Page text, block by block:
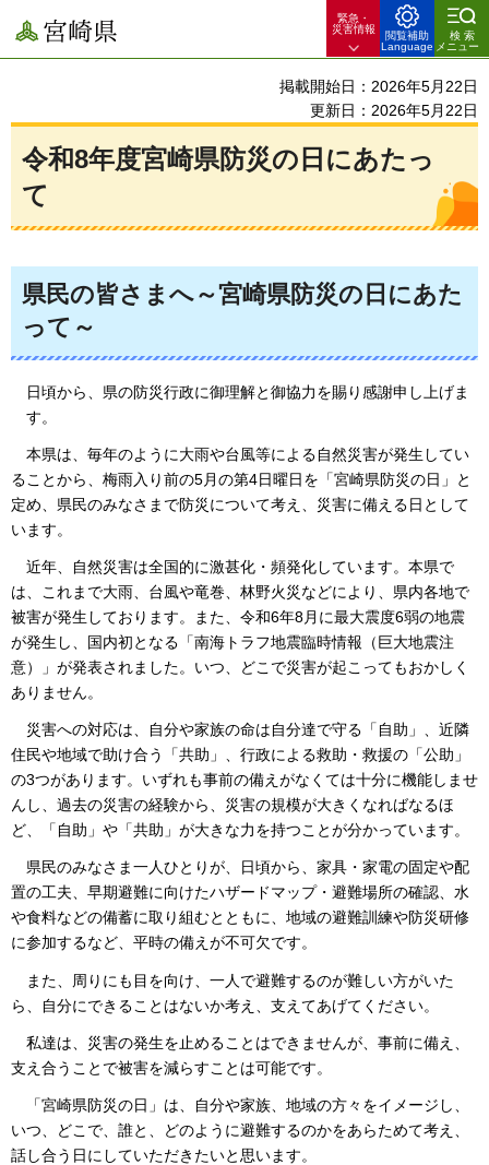
宮崎県
緊急・
災害情報
閲覧補助
Language
検索
メニュー
掲載開始日：2026年5月22日
更新日：2026年5月22日
令和8年度宮崎県防災の日にあたっ
て
県民の皆さまへ～宮崎県防災の日にあた
って～
日頃から、県の防災行政に御理解と御協力を賜り感謝申し上げま
す。
本県は、毎年のように大雨や台風等による自然災害が発生してい
ることから、梅雨入り前の5月の第4日曜日を「宮崎県防災の日」と
定め、県民のみなさまで防災について考え、災害に備える日として
います。
近年 、自然災害は全国的に激甚化・頻発化しています。本県で
は、これまで大雨、台風や竜巻、林野火災などにより、県内各地で
被害が発生しております。また、令和6年8月に最大震度6弱の地震
が発生し、国内初となる「南海トラフ地震臨時情報（巨大地震注
意）」が発表されました。いつ、どこで災害が起こってもおかしく
ありません。
災害への対応は、自分や家族の命は自分達で守る「自助」、近隣
住民や地域で助け合う「共助」、行政による救助・救援の「公助」
の3つがあります。いずれも事前の備えがなくては十分に機能しませ
んし、過去の災害の経験から、災害の規模が大きくなればなるほ
ど、「自助」や「共助」が大きな力を持つことが分かっています。
県民のみなさま一人ひとりが、日頃から、家具・家電の固定や配
置の工夫、早期避難に向けたハザードマップ・避難場所の確認、水
や食料などの備蓄に取り組むとともに、地域の避難訓練や防災研修
に参加するなど、平時の備えが不可欠です。
ま た、周りにも目を向け、一人で避難するのが難しい方がいた
ら、自分にできることはないか考え、支えてあげてください。
私達は、災害の発生を止めることはできませんが、事前に備え、
支え合うことで被害を減らすことは可能です。
「宮崎県防災の日」は、自分や家族、地域の方々をイメージし、
いつ、どこで、誰と、どのように避難するのかをあらためて考え、
話し合う日にしていただきたいと思います。